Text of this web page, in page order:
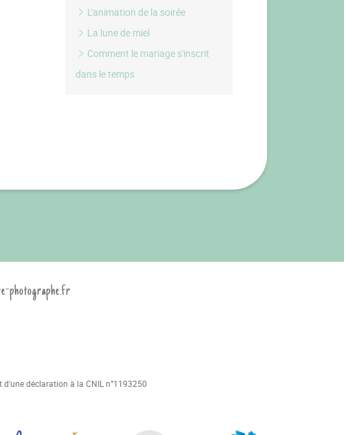
L'animation de la soirée
La lune de miel
Comment le mariage s'inscrit
dans le temps
photographe.fr
déclaration à la CNIL n°1193250